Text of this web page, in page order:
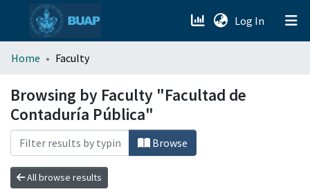
Log In (current)
menu.section.about_menu
All of DSpace
Home Faculty
Browsing by Faculty "Facultad de
Contaduría Pública"
Browse
All browse results